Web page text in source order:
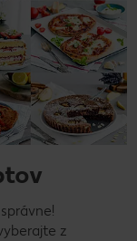
z